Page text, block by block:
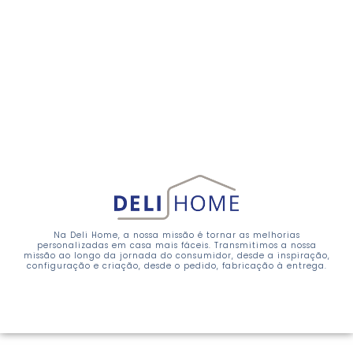
Na Deli Home, a nossa missão é tornar as melhorias
personalizadas em casa mais fáceis. Transmitimos a nossa
missão ao longo da jornada do consumidor, desde a inspiração,
configuração e criação, desde o pedido, fabricação à entrega.